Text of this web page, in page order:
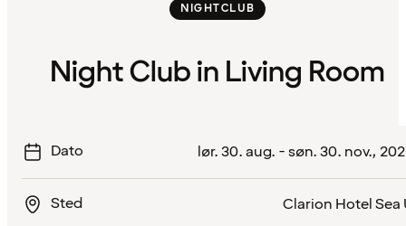
NIGHTCLUB
Night Club in Living Room
Dato lør. 30. aug. - søn. 30. nov.,
Sted Clarion Hotel Sea